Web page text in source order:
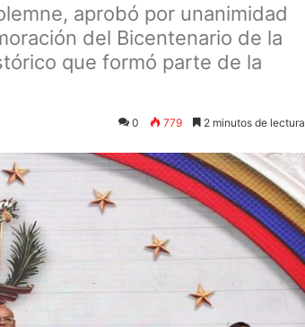
aprobó por unanimidad
del Bicentenario de la
que formó parte de la
0 779 2 minutos de lectura